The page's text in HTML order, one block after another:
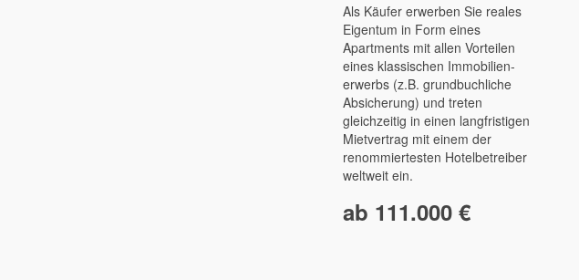
Als Käufer erwerben Sie reales
Eigentum in Form eines
Apartments mit allen Vorteilen
eines klassischen Immobilien­
erwerbs (z.B. grundbuchliche
Absicherung) und treten
gleichzeitig in einen langfristigen
Mietvertrag mit einem der
renommiertesten Hotelbetreiber
weltweit ein.
ab 111.000 €